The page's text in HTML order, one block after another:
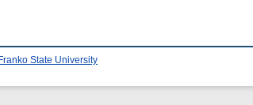
State University